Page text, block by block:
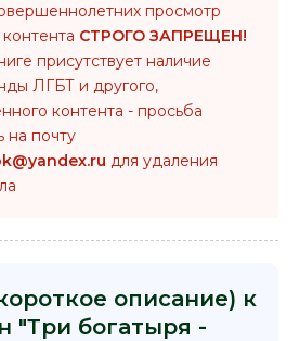
просмотр
СТРОГО ЗАПРЕЩЕН!
присутствует наличие
ЛГБТ и другого,
контента - просьба
на почту
для удаления
описание) к
"Три богатыря -